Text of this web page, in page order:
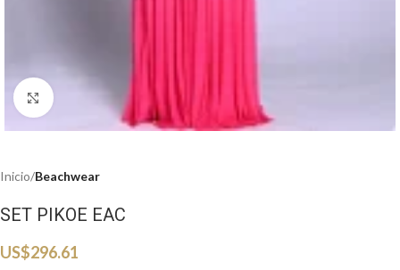
Haga clic para ampliar
Inicio Beachwear
SET PIKOE EAC
US$296.61